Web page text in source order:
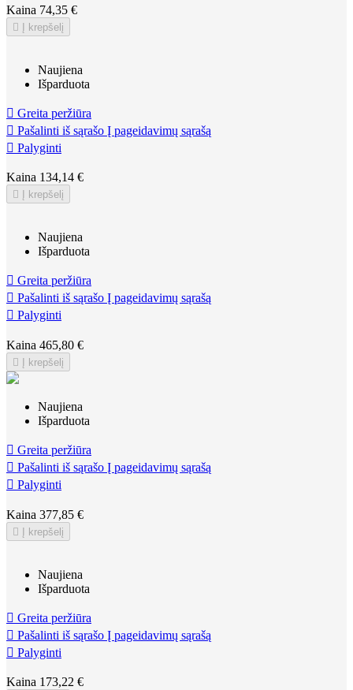
Kaina 74,35 €
 Į krepšelį
Naujiena
Išparduota
 Greita peržiūra
 Pašalinti iš sąrašo Į pageidavimų sąrašą
 Palyginti
Kaina 134,14 €
 Į krepšelį
Naujiena
Išparduota
 Greita peržiūra
 Pašalinti iš sąrašo Į pageidavimų sąrašą
 Palyginti
Kaina 465,80 €
 Į krepšelį
Naujiena
Išparduota
 Greita peržiūra
 Pašalinti iš sąrašo Į pageidavimų sąrašą
 Palyginti
Kaina 377,85 €
 Į krepšelį
Naujiena
Išparduota
 Greita peržiūra
 Pašalinti iš sąrašo Į pageidavimų sąrašą
 Palyginti
Kaina 173,22 €